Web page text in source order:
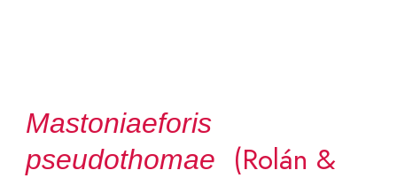
Mastoniaeforis
pseudothomae
(Rolán &